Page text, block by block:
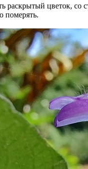
раскрытый цветок,
померять.